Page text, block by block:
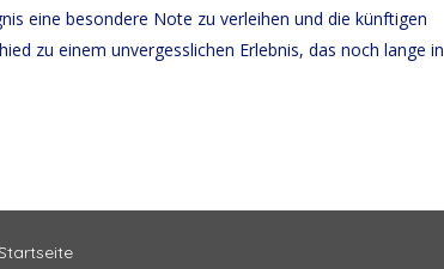
eine besondere Note zu verleihen und die künftigen
zu einem unvergesslichen Erlebnis, das noch lange in